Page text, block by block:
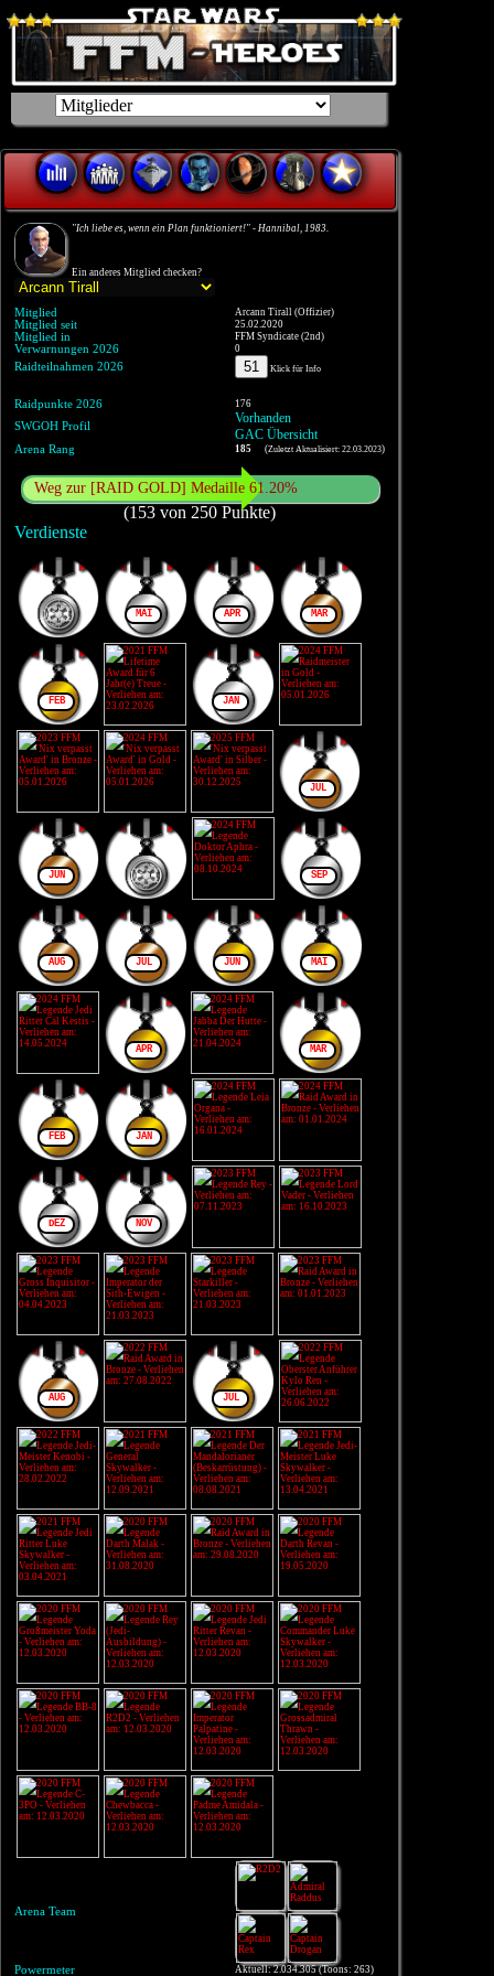
"Ich liebe es, wenn ein Plan funktioniert!" - Hannibal, 1983.
Ein anderes Mitglied checken?
Mitglied Arcann Tirall (Offizier)
Mitglied seit 25.02.2020
Mitglied in FFM Syndicate (2nd)
Verwarnungen 2026 0
Raidteilnahmen 2026 51 Klick für Info
Raidpunkte 2026 176
SWGOH Profil
Vorhanden
GAC Übersicht
Arena Rang 185 (Zuletzt Aktualisiert: 22.03.2023)
Weg zur [RAID GOLD] Medaille 61.20%
(153 von 250 Punkte)
Verdienste
MAI APR MÄR
FEB JAN
JUL
JUN SEP
AUG JUL JUN MAI
APR MÄR
FEB JAN
DEZ NOV
AUG JUL
Arena Team
Powermeter
Aktuell: 2.034.305 (Toons: 263)